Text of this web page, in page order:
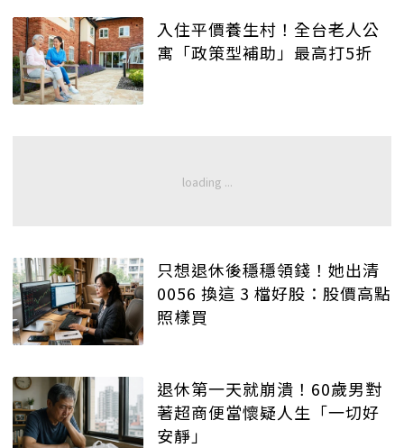
入住平價養生村！全台老人公
寓「政策型補助」最高打5折
只想退休後穩穩領錢！她出清
0056 換這 3 檔好股：股價高點
照樣買
退休第一天就崩潰！60歲男對
著超商便當懷疑人生「一切好
安靜」